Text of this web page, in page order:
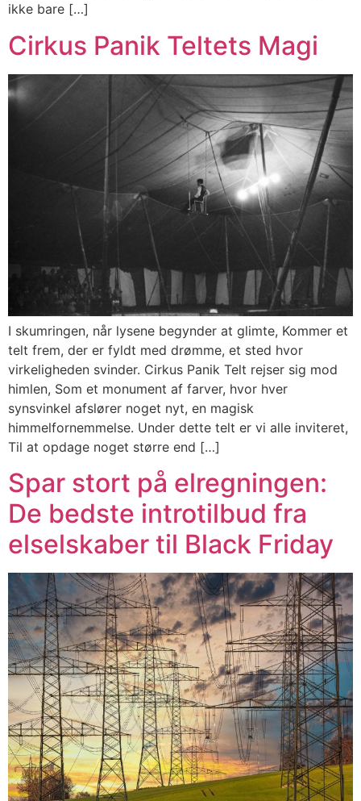
ikke bare […]
Cirkus Panik Teltets Magi
I skumringen, når lysene begynder at glimte, Kommer et
telt frem, der er fyldt med drømme, et sted hvor
virkeligheden svinder. Cirkus Panik Telt rejser sig mod
himlen, Som et monument af farver, hvor hver
synsvinkel afslører noget nyt, en magisk
himmelfornemmelse. Under dette telt er vi alle inviteret,
Til at opdage noget større end […]
Spar stort på elregningen:
De bedste introtilbud fra
elselskaber til Black Friday